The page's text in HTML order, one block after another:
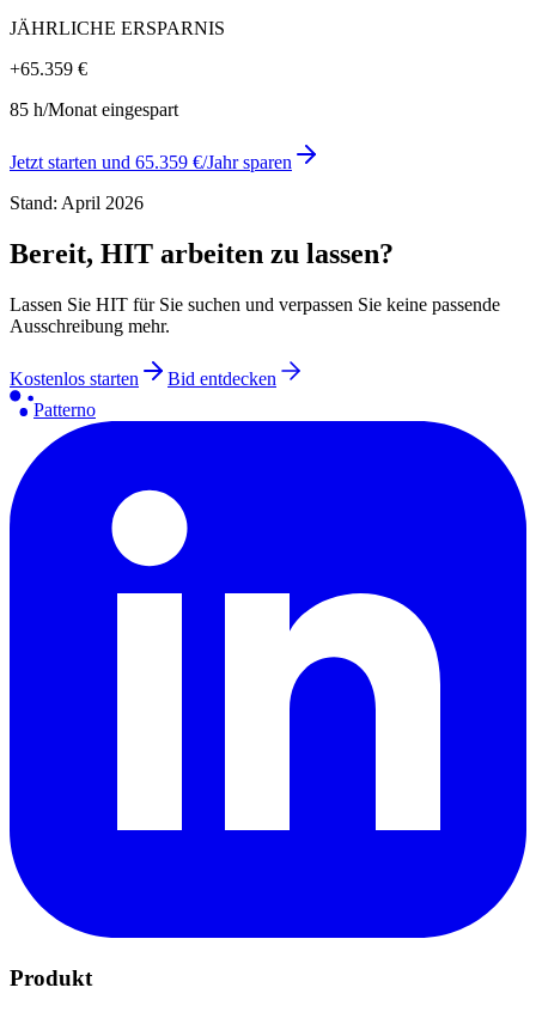
JÄHRLICHE ERSPARNIS
+65.359 €
85 h/Monat eingespart
Jetzt starten und 65.359 €/Jahr sparen
Stand: April 2026
Bereit, HIT arbeiten zu lassen?
Lassen Sie HIT für Sie suchen und verpassen Sie keine passende
Ausschreibung mehr.
Kostenlos starten
Bid entdecken
Patterno
Produkt